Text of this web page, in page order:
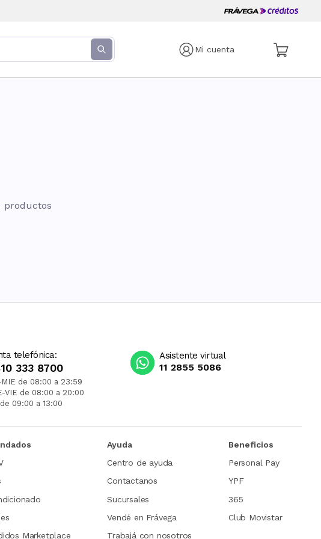
Mi cuenta
productos
telefónica:
333 8700
MIE de 08:00 a 23:59
VIE de 08:00 a 20:00
09:00 a 13:00
Asistente virtual
11 2855 5086
Marketplace
Ayuda
Centro de ayuda
Contactanos
Sucursales
Vendé en Frávega
Trabajá con nosotros
Beneficios
Personal Pay
YPF
365
Club Movistar